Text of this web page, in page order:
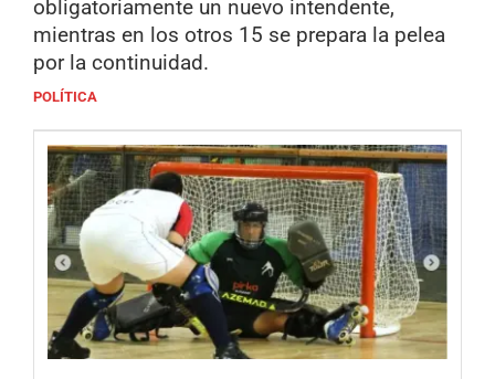
obligatoriamente un nuevo intendente,
mientras en los otros 15 se prepara la pelea
por la continuidad.
POLÍTICA